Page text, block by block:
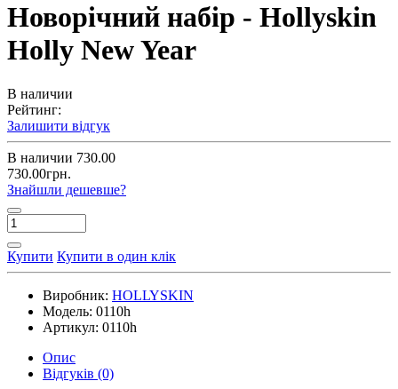
Новорічний набір - Hollyskin
Holly New Year
В наличии
Рейтинг:
Залишити відгук
В наличии 730.00
730.00грн.
Знайшли дешевше?
Купити Купити в один клік
Виробник: HOLLYSKIN
Модель: 0110h
Артикул: 0110h
Опис
Відгуків (0)